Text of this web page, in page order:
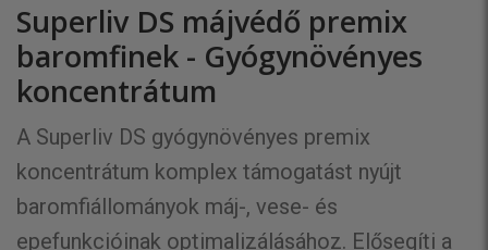
Superliv DS májvédő premix
baromfinek - Gyógynövényes
koncentrátum
A Superliv DS gyógynövényes premix
koncentrátum komplex támogatást nyújt
baromfiállományok máj-, vese- és
epefunkcióinak optimalizálásához. Elősegíti a